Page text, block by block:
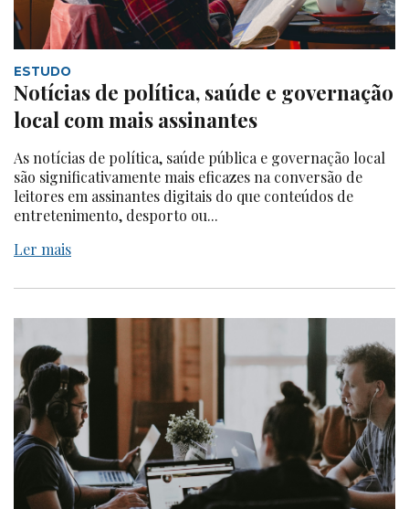
ESTUDO
Notícias de política, saúde e governação
local com mais assinantes
As notícias de política, saúde pública e governação local
são significativamente mais eficazes na conversão de
leitores em assinantes digitais do que conteúdos de
entretenimento, desporto ou...
Ler mais